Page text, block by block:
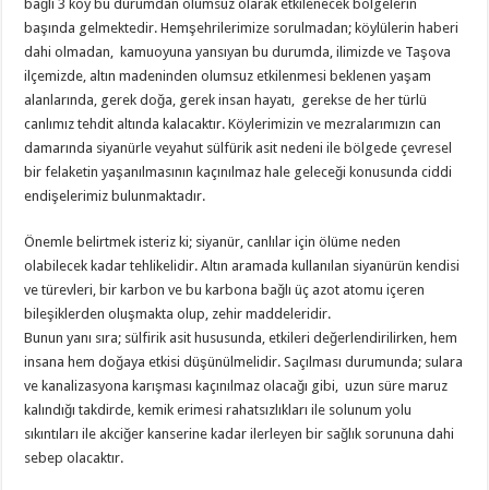
bağlı 3 köy bu durumdan olumsuz olarak etkilenecek bölgelerin
başında gelmektedir. Hemşehrilerimize sorulmadan; köylülerin haberi
dahi olmadan, kamuoyuna yansıyan bu durumda, ilimizde ve Taşova
ilçemizde, altın madeninden olumsuz etkilenmesi beklenen yaşam
alanlarında, gerek doğa, gerek insan hayatı, gerekse de her türlü
canlımız tehdit altında kalacaktır. Köylerimizin ve mezralarımızın can
damarında siyanürle veyahut sülfürik asit nedeni ile bölgede çevresel
bir felaketin yaşanılmasının kaçınılmaz hale geleceği konusunda ciddi
endişelerimiz bulunmaktadır.
Önemle belirtmek isteriz ki; siyanür, canlılar için ölüme neden
olabilecek kadar tehlikelidir. Altın aramada kullanılan siyanürün kendisi
ve türevleri, bir karbon ve bu karbona bağlı üç azot atomu içeren
bileşiklerden oluşmakta olup, zehir maddeleridir.
Bunun yanı sıra; sülfirik asit hususunda, etkileri değerlendirilirken, hem
insana hem doğaya etkisi düşünülmelidir. Saçılması durumunda; sulara
ve kanalizasyona karışması kaçınılmaz olacağı gibi, uzun süre maruz
kalındığı takdirde, kemik erimesi rahatsızlıkları ile solunum yolu
sıkıntıları ile akciğer kanserine kadar ilerleyen bir sağlık sorununa dahi
sebep olacaktır.